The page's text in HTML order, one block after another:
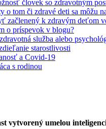
človek so zdravotným
o tom či zdravé deti sa môžu
začlenený k zdravým deťom
o príspevok v blogu?
služba alebo
starostlivosti
a Covid-19
s rodinou
vytvorený umelou